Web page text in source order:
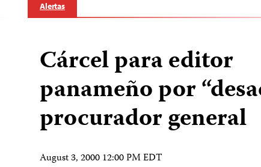
Alertas
Cárcel para editor
panameño por
procurador general
August 3, 2000 12:00 PM EDT